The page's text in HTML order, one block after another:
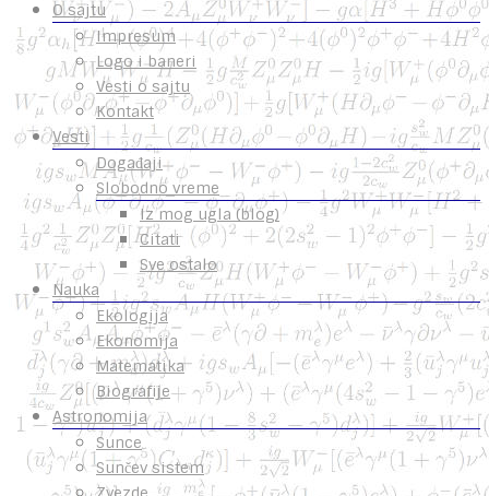
O sajtu
Impresum
Logo i baneri
Vesti o sajtu
Kontakt
Vesti
Događaji
Slobodno vreme
Iz mog ugla (blog)
Citati
Sve ostalo
Nauka
Ekologija
Ekonomija
Matematika
Biografije
Astronomija
Sunce
Sunčev sistem